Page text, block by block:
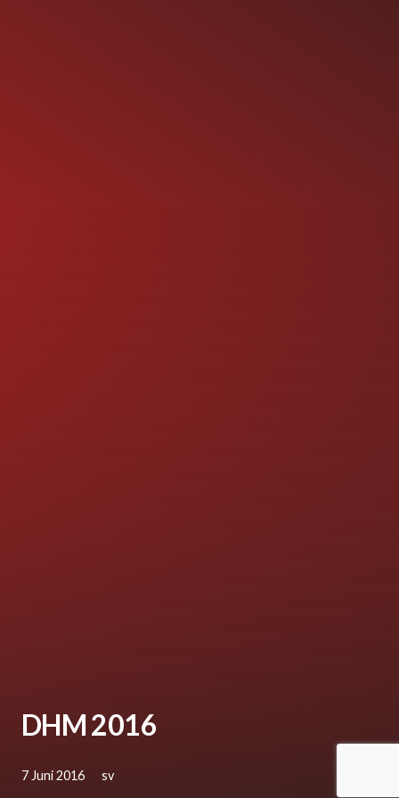
DHM 2016
7 Juni 2016 sv